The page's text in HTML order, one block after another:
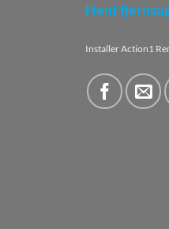
Hent
Installer Action1